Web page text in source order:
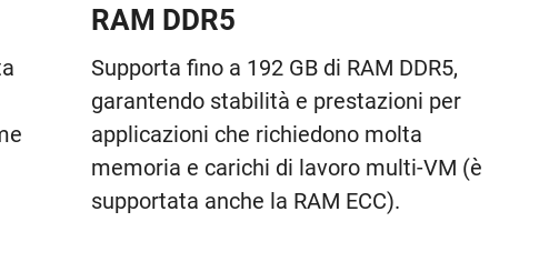
RAM DDR5
Supporta fino a 192 GB di RAM DDR5,
garantendo stabilità e prestazioni per
applicazioni che richiedono molta
memoria e carichi di lavoro multi-VM (è
supportata anche la RAM ECC).